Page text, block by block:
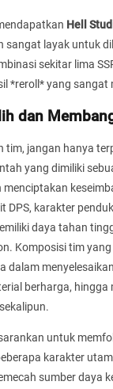
Hell
sangat layak untuk
sekitar lima
*reroll* yang sangat
dan
tim, jangan hanya
yang dimiliki
DPS, karakter
daya tahan
Komposisi tim
dalam
berharga, hingga
untuk
karakter
sumber daya